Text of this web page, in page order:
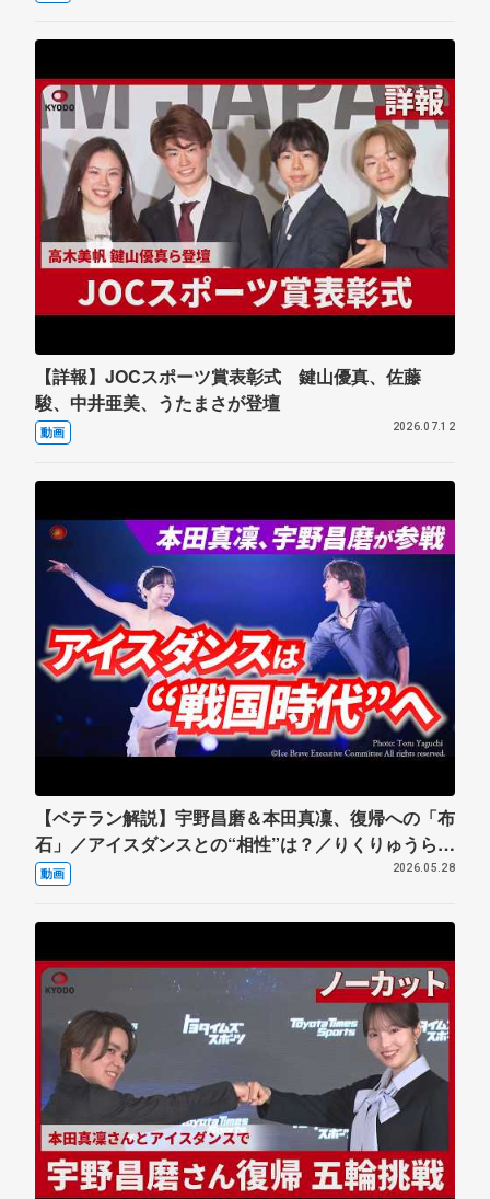
【詳報】JOCスポーツ賞表彰式 鍵山優真、佐藤
駿、中井亜美、うたまさが登壇
動画 2026.07.12
【ベテラン解説】宇野昌磨＆本田真凜、復帰への「布
石」／アイスダンスとの“相性”は？／りくりゅうら
「ペア」との違い／まるで公開プロポーズ／ゲーマー
動画 2026.05.28